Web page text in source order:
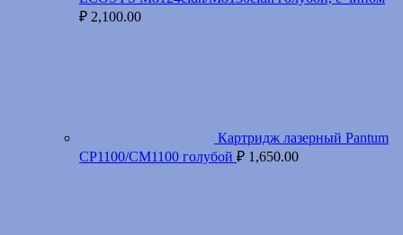
₽ 2,100.00
Картридж лазерный Pantum
CP1100/CM1100 голубой ₽ 1,650.00